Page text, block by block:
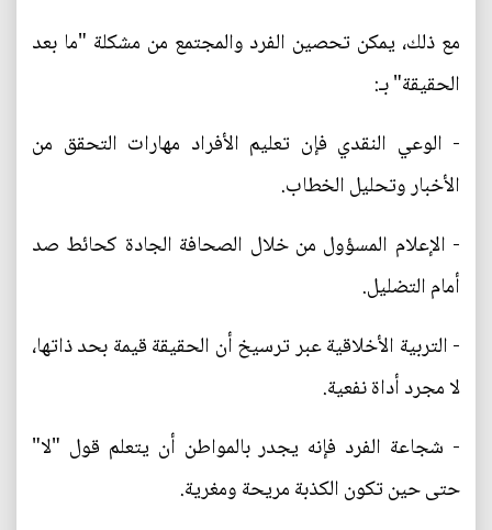
مع ذلك، يمكن تحصين الفرد والمجتمع من مشكلة "ما بعد
الحقيقة" بـ:
- الوعي النقدي فإن تعليم الأفراد مهارات التحقق من
الأخبار وتحليل الخطاب.
- الإعلام المسؤول من خلال الصحافة الجادة كحائط صد
أمام التضليل.
- التربية الأخلاقية عبر ترسيخ أن الحقيقة قيمة بحد ذاتها،
لا مجرد أداة نفعية.
- شجاعة الفرد فإنه يجدر بالمواطن أن يتعلم قول "لا"
حتى حين تكون الكذبة مريحة ومغرية.